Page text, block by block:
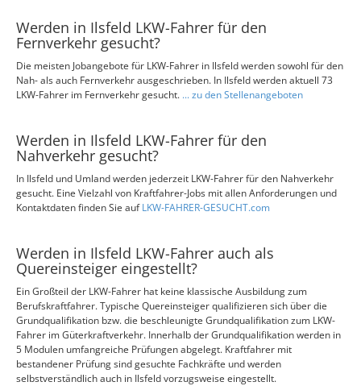
Werden in Ilsfeld LKW-Fahrer für den
Fernverkehr gesucht?
Die meisten Jobangebote für LKW-Fahrer in Ilsfeld werden sowohl für den
Nah- als auch Fernverkehr ausgeschrieben. In Ilsfeld werden aktuell 73
LKW-Fahrer im Fernverkehr gesucht. ... zu den Stellenangeboten
Werden in Ilsfeld LKW-Fahrer für den
Nahverkehr gesucht?
In Ilsfeld und Umland werden jederzeit LKW-Fahrer für den Nahverkehr
gesucht. Eine Vielzahl von Kraftfahrer-Jobs mit allen Anforderungen und
Kontaktdaten finden Sie aufLKW-FAHRER-GESUCHT.com
Werden in Ilsfeld LKW-Fahrer auch als
Quereinsteiger eingestellt?
Ein Großteil der LKW-Fahrer hat keine klassische Ausbildung zum
Berufskraftfahrer. Typische Quereinsteiger qualifizieren sich über die
Grundqualifikation bzw. die beschleunigte Grundqualifikation zum LKW-
Fahrer im Güterkraftverkehr. Innerhalb der Grundqualifikation werden in
5 Modulen umfangreiche Prüfungen abgelegt. Kraftfahrer mit
bestandener Prüfung sind gesuchte Fachkräfte und werden
selbstverständlich auch in Ilsfeld vorzugsweise eingestellt.